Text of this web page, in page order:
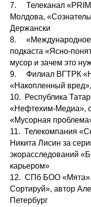
7. Телеканал
Молдова,
Держански
8. «Международное
подкаста «Ясно-
мусор и зачем это
9. Филиал ВГТРК
«Накопленный
10. Республика
«Нефтехим-Медиа»,
«Мусорная
11. Телекомпания
Никита Лисин за
экорасследований
карьером»
12. СПб БОО «Мята»,
Сортируй», автор
Петербург